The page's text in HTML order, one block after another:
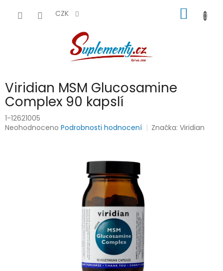
CZK
KOŠÍK
Viridian MSM Glucosamine
Complex 90 kapslí
1-12621005
Průměrné
Neohodnoceno Podrobnosti hodnocení Značka:Viridian